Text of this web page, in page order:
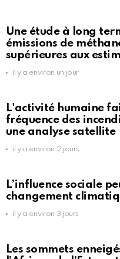
Une étude à long
émissions de
supérieures aux
il y a environ un jour
L'activité humaine
fréquence des
une analyse satellite
il y a environ 2 jours
L’influence sociale
changement
il y a environ 3 jours
Les sommets